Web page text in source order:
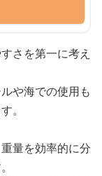
さを第一に考え
や海での使用も
。
量を効率的に分